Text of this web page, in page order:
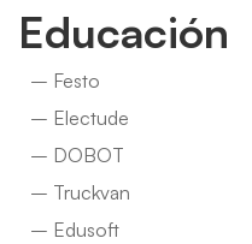
Educación
– Festo
– Electude
– DOBOT
– Truckvan
– Edusoft